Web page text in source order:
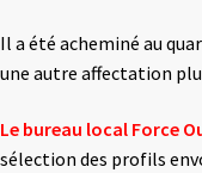
Il a été acheminé au
une autre affectation
Le bureau local Force
sélection des profils